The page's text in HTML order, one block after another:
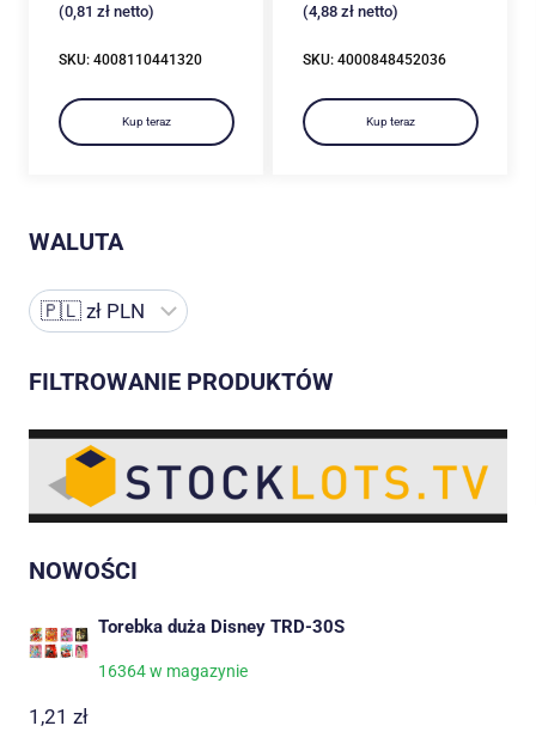
(0,81 złnetto)
SKU: 4008110441320
Kup teraz
(4,88 złnetto)
SKU: 4000848452036
Kup teraz
WALUTA
FILTROWANIE PRODUKTÓW
NOWOŚCI
Torebka duża Disney TRD-30S
16364 w magazynie
1,21 zł